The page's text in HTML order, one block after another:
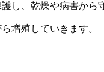
し、乾燥や病害から
増殖していきます。